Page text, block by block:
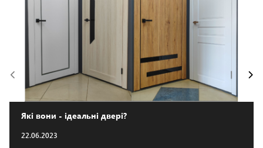
Які вони - ідеальні двері?
22.06.2023